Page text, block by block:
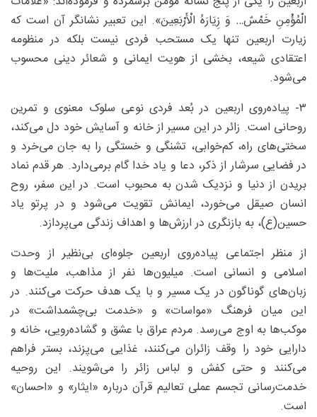
الْمُؤْمِنِ خَمْسٌ… وَ زِیَارَهُ الْأَرْبَعِینَ». این تعبیر نشانگر آن است که
زیارت اربعین تنها یک مستحب فردی نیست بلکه در منظومه
اعتقادی شیعه، بخشی از هویت ایمانی و شعائر دینی محسوب
می‌شود.
۳- پیاده‌روی اربعین در بُعد فردی نوعی سلوک معنوی و تمرین
روحانی است. زائر در این مسیر از خانه و آسایش خود دل می‌کند،
سختی‌های راه، کم‌خوابی، تشنگی و خستگی را به جان می‌خرد و
در فضایی سرشار از ذکر، دعا و یاد خدا گام برمی‌دارد. هر قدم نماد
بریدن از دنیا و نزدیک شدن به محبوب است. در این سفر، روح
انسان صیقل می‌خورد، ایمانش تقویت می‌شود و در پرتو یاد
حسین(ع)، به بازنگری در ارزش‌ها و اهداف زندگی می‌پردازد.
از منظر اجتماعی پیاده‌روی اربعین جلوه‌ای بی‌نظیر از وحدت
اسلامی و انسانی است. میلیون‌ها نفر از مذاهب، ملیت‌ها و
زبان‌های گوناگون در یک مسیر و با یک هدف حرکت می‌کنند. در
این میان فرهنگ «مواسات» و «خدمت بی‌چشمداشت» در
موکب‌ها به اوج می‌رسد. مردم عراق با عشق و گشاده‌رویی، خانه و
دارایی خود را وقف زائران می‌کنند، غذایی می‌پزند، بستر فراهم
می‌کنند و حتی کفش و لباس زائر را می‌شویند. این روحیه
خدمت‌رسانی تجسم عملی تعالیم قرآن درباره «ایثار» و «احسان»
است.